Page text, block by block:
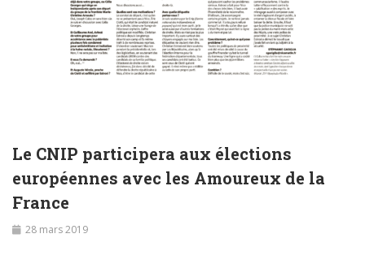
Le CNIP participera aux élections
européennes avec les Amoureux de la
France
28 mars 2019